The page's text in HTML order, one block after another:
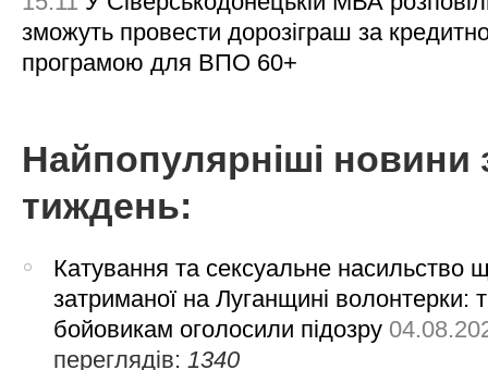
зможуть провести дорозіграш за
програмою для ВПО 60+
Найпопулярніші новини
тиждень:
Катування та сексуальне насильство
затриманої на Луганщині волонтерки:
бойовикам оголосили підозру
переглядів: 1340